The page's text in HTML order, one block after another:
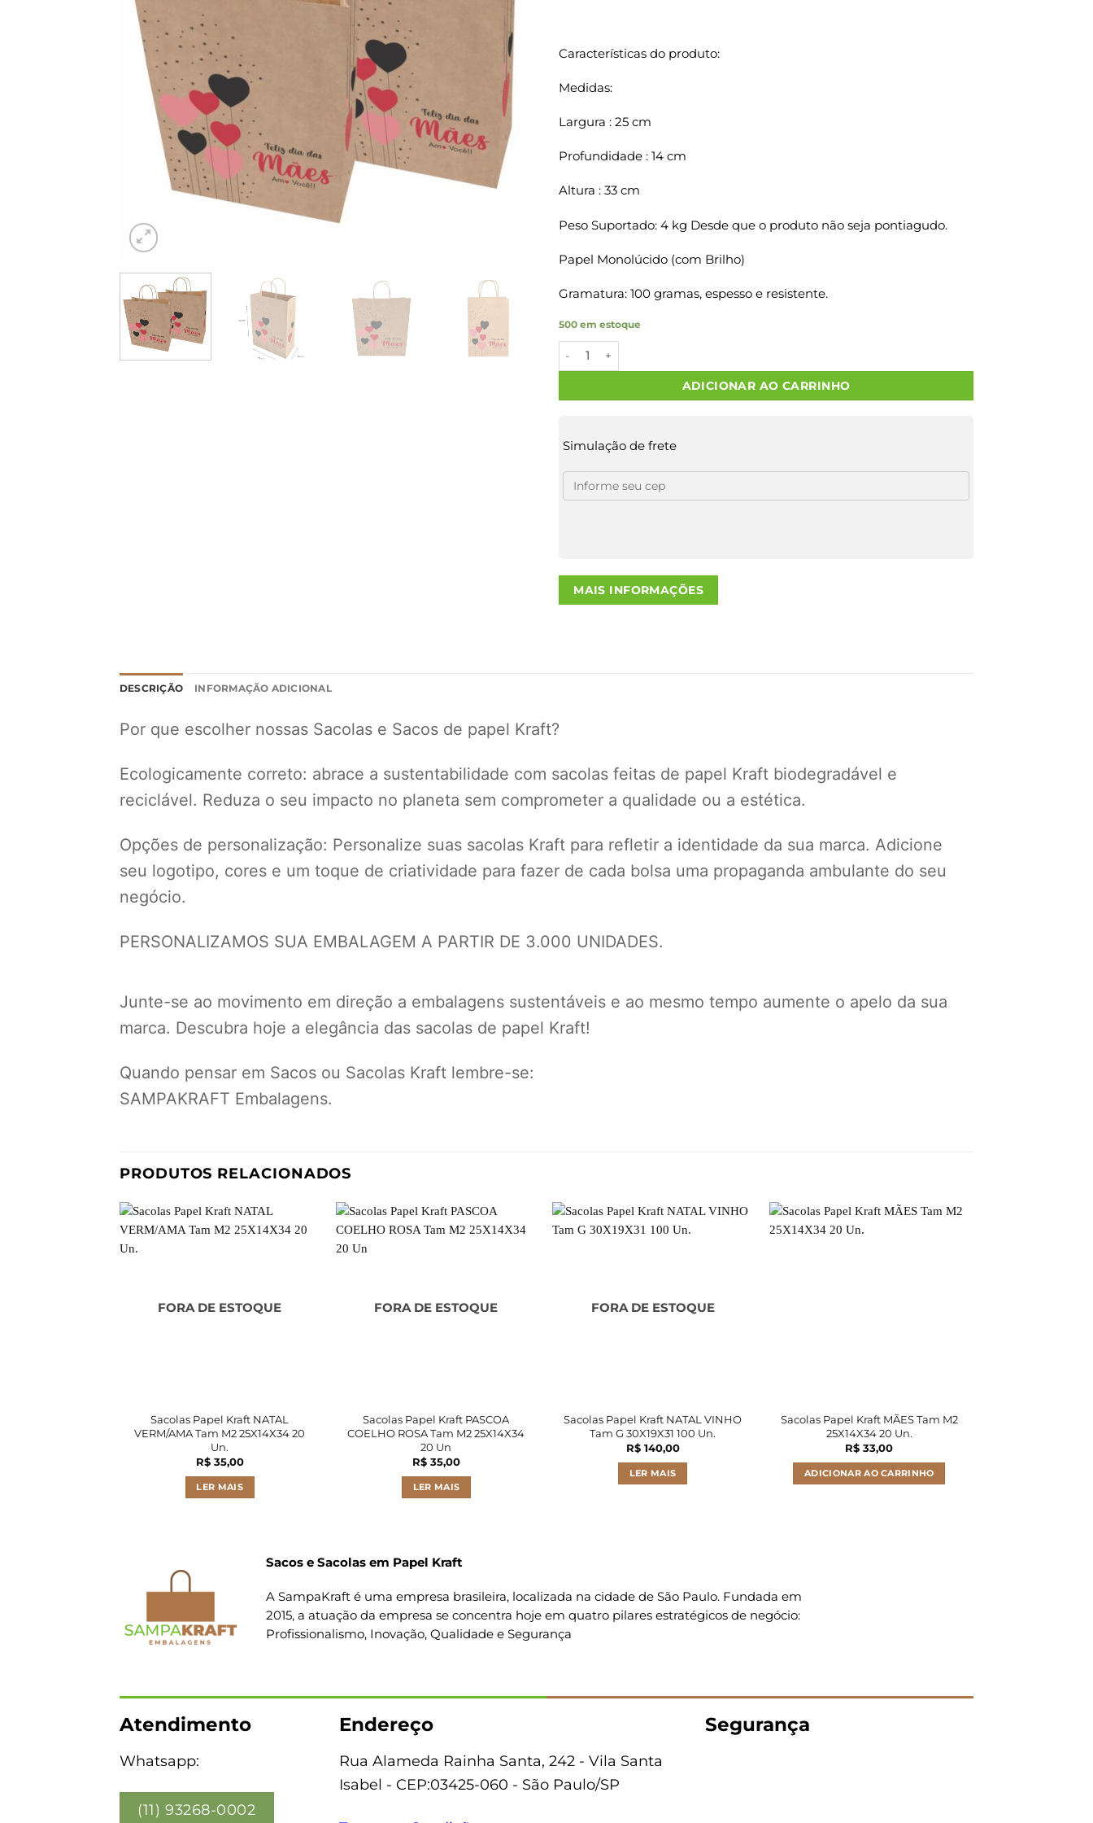
Características do produto:
Medidas:
Largura : 25 cm
Profundidade : 14 cm
Altura : 33 cm
Peso Suportado: 4 kg Desde que o produto não seja pontiagudo.
Papel Monolúcido (com Brilho)
Gramatura: 100 gramas, espesso e resistente.
500 em estoque
Sacolas Papel Kraft MÃES Tam M2 25X14X34 50 Un. quantidade
ADICIONAR AO CARRINHO
Simulação de frete
MAIS INFORMAÇÕES
DESCRIÇÃO INFORMAÇÃO ADICIONAL
Por que escolher nossas Sacolas e Sacos de papel Kraft?
Ecologicamente correto: abrace a sustentabilidade com sacolas feitas de papel Kraft biodegradável e
reciclável. Reduza o seu impacto no planeta sem comprometer a qualidade ou a estética.
Opções de personalização: Personalize suas sacolas Kraft para refletir a identidade da sua marca. Adicione
seu logotipo, cores e um toque de criatividade para fazer de cada bolsa uma propaganda ambulante do seu
negócio.
PERSONALIZAMOS SUA EMBALAGEM A PARTIR DE 3.000 UNIDADES.
Junte-se ao movimento em direção a embalagens sustentáveis e ao mesmo tempo aumente o apelo da sua
marca. Descubra hoje a elegância das sacolas de papel Kraft!
Quando pensar em Sacos ou Sacolas Kraft lembre-se:
SAMPAKRAFT Embalagens.
PRODUTOS RELACIONADOS
FORA DE ESTOQUE
Sacolas Papel Kraft NATAL
VERM/AMA Tam M2 25X14X34 20
Un.
R$35,00
LER MAIS
FORA DE ESTOQUE
Sacolas Papel Kraft PASCOA
COELHO ROSA Tam M2 25X14X34
20 Un
R$35,00
LER MAIS
FORA DE ESTOQUE
Sacolas Papel Kraft NATAL VINHO
Tam G 30X19X31 100 Un.
R$140,00
LER MAIS
Sacolas Papel Kraft MÃES Tam M2
25X14X34 20 Un.
R$ 33,00
ADICIONAR AO CARRINHO
Sacos e Sacolas em Papel Kraft
A SampaKraft é uma empresa brasileira, localizada na cidade de São Paulo. Fundada em
2015, a atuação da empresa se concentra hoje em quatro pilares estratégicos de negócio:
Profissionalismo, Inovação, Qualidade e Segurança
Atendimento
Whatsapp:
(11) 93268-0002
Endereço
Rua Alameda Rainha Santa, 242 - Vila Santa
Isabel - CEP:03425-060 - São Paulo/SP
Segurança